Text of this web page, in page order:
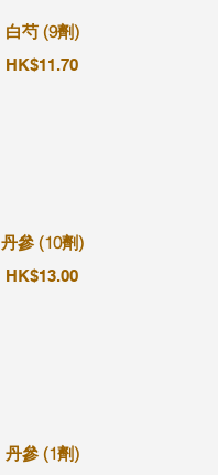
白芍 (9劑)
HK$11.70
丹參 (10劑)
HK$13.00
丹參 (1劑)